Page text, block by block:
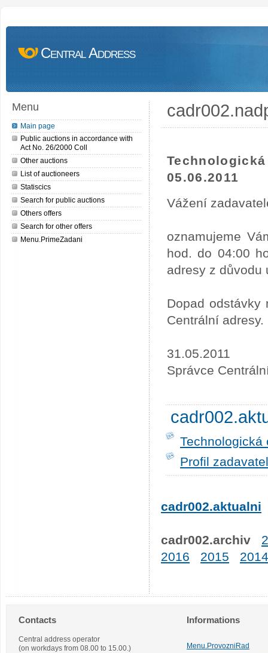
Central Address
Menu
Main page
Public auctions in accordance with
Act No. 26/2000 Coll
Other auctions
List of auctioneers
Statiscics
Search for public auctions
Others offers
Search for other offers
Menu.PrimeZadani
05.06.2011
Vážení
oznamujeme
hod. do 04:00
adresy z důvodu
Dopad odstávky
Centrální adresy.
31.05.2011
Správce
Technologická
Profil
cadr002.aktualni
cadr002.archiv
2016
2015 2014
Contacts
Central address operator
(on workdays from 08.00 to 15.00.)
Informations
Menu.ProvozniRad